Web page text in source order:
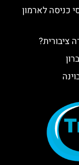
כניסה לארמון
ציבורית?